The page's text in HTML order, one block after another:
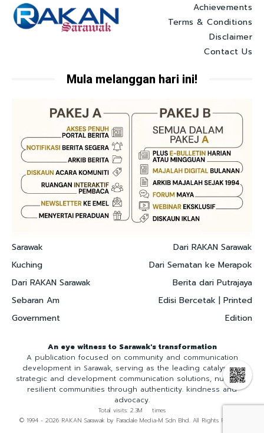
Achievements
Terms & Conditions
Disclaimer
Contact Us
Mula melanggan hari ini!
Sarawak
Kuching
Dari RAKAN Sarawak
Sebaran Am
Government
Dari RAKAN Sarawak
Dari Sematan ke Merapok
Berita dari Putrajaya
Edisi Bercetak | Printed
Edition
An eye witness to Sarawak's transformation
A publication focused on community and communication
development in Sarawak, serving as the leading catalyst for
strategic and development communication solutions, nurturing
resilient communities through authenticity. kindness and
advocacy.
Total visits: 2.3M times
© 1994 - 2026 RAKAN Sarawak by Faradale Media-M Sdn Bhd. All Rights Reserved